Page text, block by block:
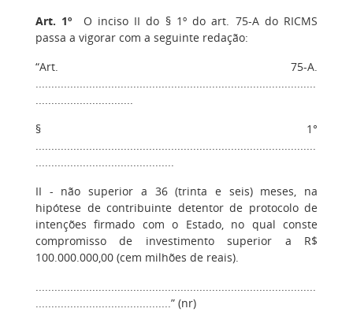
Art. 1º O inciso II do § 1º do art. 75-A do RICMS
passa a vigorar com a seguinte redação:
“Art. 75-A.
.........................................................................................
...............................
§ 1°
.........................................................................................
............................................
II - não superior a 36 (trinta e seis) meses, na
hipótese de contribuinte detentor de protocolo de
intenções firmado com o Estado, no qual conste
compromisso de investimento superior a R$
100.000.000,00 (cem milhões de reais).
.........................................................................................
...........................................” (nr)